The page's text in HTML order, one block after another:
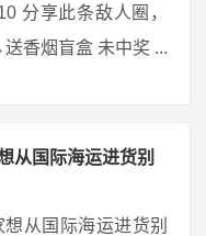
分享此条敌人圈，
香烟盲盒 未中奖 ...
从国际海运进货别
从国际海运进货别